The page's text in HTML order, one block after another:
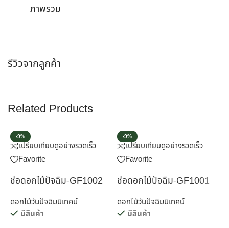
ภาพรวม
รีวิวจากลูกค้า
Related Products
-9%
เปรียบเทียบดูอย่างรวดเร็ว
Favorite
ช่อดอกไม้ปัจฉิม-GF1002
ดอกไม้วันปัจฉิมนิเทศน์
มีสินค้า
-9%
เปรียบเทียบดูอย่างรวดเร็ว
Favorite
ช่อดอกไม้ปัจฉิม-GF1001
ดอกไม้วันปัจฉิมนิเทศน์
มีสินค้า